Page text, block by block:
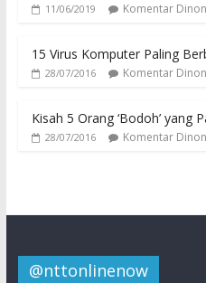
11/06/2019 Komentar
15 Virus Komputer Paling
28/07/2016 Komentar
Kisah 5 Orang ‘Bodoh’ yang
28/07/2016 Komentar
@nttonlinenow